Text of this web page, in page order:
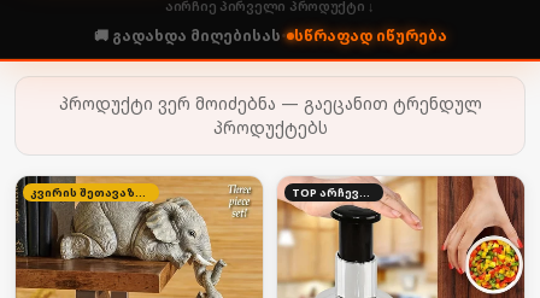
აირჩიე პირველი პროდუქტი ↓
🚚 გადახდა მიღებისას• სწრაფად იწურება
პროდუქტი ვერ მოიძებნა — გაეცანით ტრენდულ
პროდუქტებს
კვირის შეთავაზება TOP არჩევანი